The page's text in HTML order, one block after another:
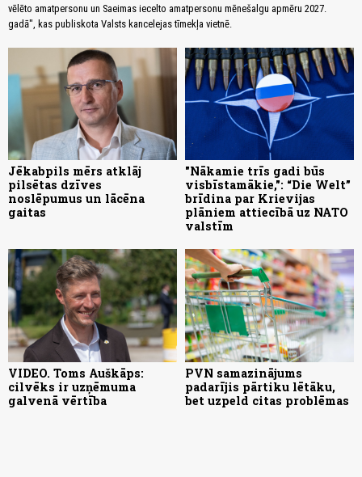
vēlēto amatpersonu un Saeimas iecelto amatpersonu mēnešalgu apmēru 2027.
gadā", kas publiskota Valsts kancelejas tīmekļa vietnē.
Jēkabpils mērs atklāj
pilsētas dzīves
noslēpumus un lācēna
gaitas
"Nākamie trīs gadi būs
visbīstamākie,": “Die Welt”
brīdina par Krievijas
plāniem attiecībā uz NATO
valstīm
VIDEO. Toms Auškāps:
cilvēks ir uzņēmuma
galvenā vērtība
PVN samazinājums
padarījis pārtiku lētāku,
bet uzpeld citas problēmas